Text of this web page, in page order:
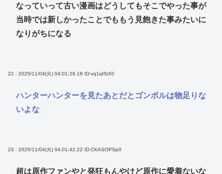
なっていって古い漫画はどうしてもそこでやった事が
当時では新しかったことでももう見飽きた事みたいに
なりがちになる
22 : 2025/11/04(火) 04:01:29.18 ID:vq1qI5tX0
ハンターハンターを見たあとだとゴンボルは物足りな
いよな
23 : 2025/11/04(火) 04:01:42.22 ID:CKASOPSp0
超は原作ファンやと発狂もんやけど原作に愛着ないな